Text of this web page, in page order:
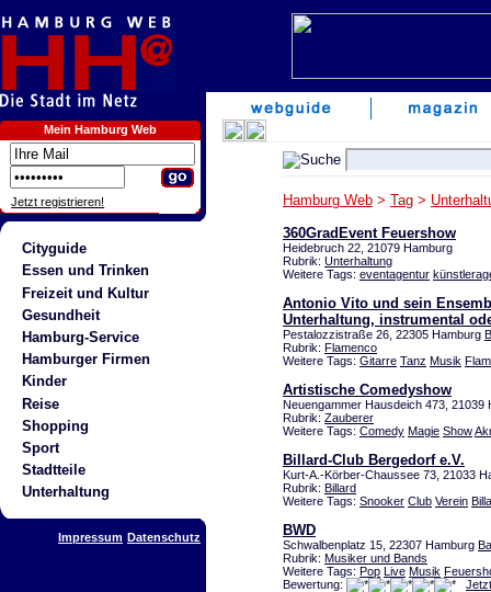
Mein Hamburg Web
Jetzt registrieren!
Cityguide
Essen und Trinken
Freizeit und Kultur
Gesundheit
Hamburg-Service
Hamburger Firmen
Kinder
Reise
Shopping
Sport
Stadtteile
Unterhaltung
Impressum Datenschutz
Hamburg Web > Tag >
360GradEvent Feuershow
Heidebruch 22, 21079 Hamburg
Rubrik: Unterhaltung
Weitere Tags: eventagentur
Antonio Vito und sein
Unterhaltung, instrumental
Pestalozzistraße 26, 22305 Hamburg
Rubrik: Flamenco
Weitere Tags: Gitarre Tanz Musik
Artistische Comedyshow
Neuengammer Hausdeich 473, 21039
Rubrik: Zauberer
Weitere Tags: Comedy Magie Show
Billard-Club Bergedorf e.V.
Kurt-A.-Körber-Chaussee 73, 21033
Rubrik: Billard
Weitere Tags: Snooker Club Verein
BWD
Schwalbenplatz 15, 22307 Hamburg
Rubrik: Musiker und Bands
Weitere Tags: Pop Live Musik
Bewertung: